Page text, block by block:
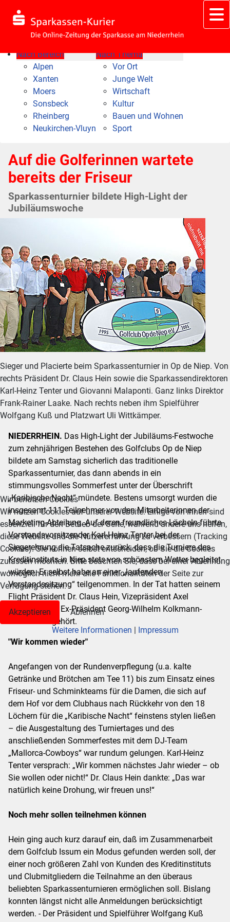
Nach Bereich
Alpen
Xanten
Moers
Sonsbeck
Rheinberg
Neukirchen-Vluyn
Nach Thema
Vor Ort
Junge Welt
Wirtschaft
Kultur
Bauen und Wohnen
Sport
Auf die Golferinnen wartete
bereits der Friseur
Sparkassenturnier bildete High-Light der
Jubiläumswoche
Sieger und Placierte beim Sparkassenturnier in Op de Niep. Von
rechts Präsident Dr. Claus Hein sowie die Sparkassendirektoren
Karl-Heinz Tenter und Giovanni Malaponti. Ganz links Direktor
Frank-Rainer Laake. Nach rechts neben ihm Spielführer
Wolfgang Kuß und Platzwart Uli Wittkämper.
NIEDERRHEIN. Das High-Light der Jubiläums-Festwoche
zum zehnjährigen Bestehen des Golfclubs Op de Niep
bildete am Samstag sicherlich das traditionelle
Sparkassenturnier, das dann abends in ein
stimmungsvolles Sommerfest unter der Überschrift
„Karibische Nacht“ mündete. Bestens umsorgt wurden die
insgesamt 111 Teilnehmer von den Mitarbeiterinnen der
Marketing-Abteilung. Auf deren freundliches Lächeln führte
Vorstandsvorsitzender Karl-Heinz Tenter bei der
Siegerehrung die Tatsache zurück, dass die Turniere des
Kreditinstituts in Niep stets von schönstem Wetter begleitet
würden. Er selbst habe an einer „laufenden
Vorstandssitzung“ teilgenommen. In der Tat hatten seinem
Flight Präsident Dr. Claus Hein, Vizepräsident Axel
Weimann und Ex-Präsident Georg-Wilhelm Kolkmann-
Reinhard angehört.
"Wir kommen wieder"
Angefangen von der Rundenverpflegung (u.a. kalte
Getränke und Brötchen am Tee 11) bis zum Einsatz eines
Friseur- und Schminkteams für die Damen, die sich auf
dem Hof vor dem Clubhaus nach Rückkehr von den 18
Löchern für die „Karibische Nacht“ feinstens stylen ließen
– die Ausgestaltung des Turniertages und des
anschließenden Sommerfestes mit dem DJ-Team
„Mallorca-Cowboys“ war rundum gelungen. Karl-Heinz
Tenter versprach: „Wir kommen nächstes Jahr wieder – ob
Sie wollen oder nicht!“ Dr. Claus Hein dankte: „Das war
natürlich keine Drohung, wir freuen uns!“
Noch mehr sollen teilnehmen können
Hein ging auch kurz darauf ein, daß im Zusammenarbeit
dem Golfclub Issum ein Modus gefunden werden soll, der
einer noch größeren Zahl von Kunden des Kreditinstituts
und Clubmitgliedern die Teilnahme an den überaus
beliebten Sparkassenturnieren ermöglichen soll. Bislang
konnten längst nicht alle Anmeldungen berücksichtigt
werden. - Der Präsident und Spielführer Wolfgang Kuß
Wir benutzen Cookies
Wir nutzen Cookies auf unserer Website. Einige von ihnen sind
essenziell für den Betrieb der Seite, während andere uns helfen,
diese Website und die Nutzererfahrung zu verbessern (Tracking
Cookies). Sie können selbst entscheiden, ob Sie die Cookies
zulassen möchten. Bitte beachten Sie, dass bei einer Ablehnung
womöglich nicht mehr alle Funktionalitäten der Seite zur
Verfügung stehen.
Akzeptieren
Ablehnen
Weitere Informationen | Impressum